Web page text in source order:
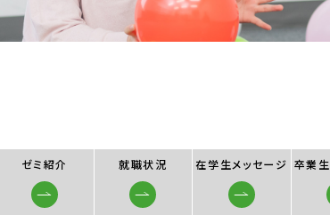
ゼミ紹介 就職状況 在学生メッセージ 卒業生